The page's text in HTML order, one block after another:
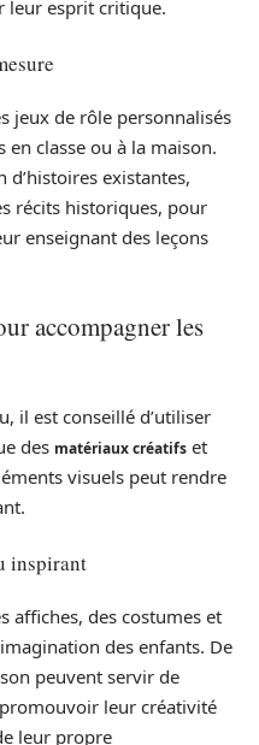
leur esprit critique.
jeux de rôle personnalisés
classe ou à la maison.
d’histoires existantes,
récits historiques, pour
enseignant des leçons
accompagner les
il est conseillé d’utiliser
des matériaux créatifs et
visuels peut rendre
inspirant
affiches, des costumes et
des enfants. De
peuvent servir de
leur créativité
leur propre